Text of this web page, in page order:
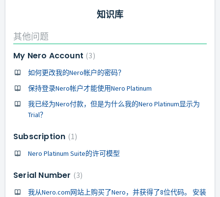
知识库
其他问题
My Nero Account 3
如何更改我的Nero帐户的密码？
保持登录Nero帐户才能使用Nero Platinum
我已经为Nero付款，但是为什么我的Nero Platinum显示为
Trial？
Subscription 1
Nero Platinum Suite的许可模型
Serial Number 3
我从Nero.com网站上购买了Nero，并获得了8位代码。 安装